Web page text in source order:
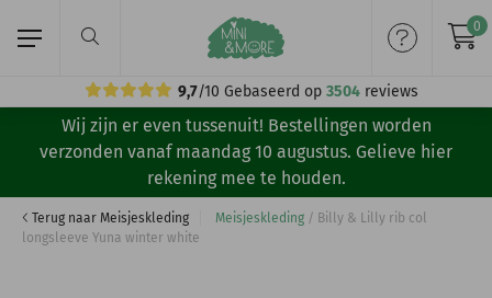
9,7/10 Gebaseerd op 3504 reviews
0
Home
Meisjeskleding
Jongenskleding
Wij zijn er even tussenuit! Bestellingen worden
verzonden vanaf maandag 10 augustus. Gelieve hier
rekening mee te houden.
Terug naar Meisjeskleding Meisjeskleding / Billy & Lilly rib col
longsleeve Yuna winter white